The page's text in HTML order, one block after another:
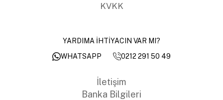
KVKK
YARDIMA İHTİYACIN VAR MI?
WHATSAPP
0212 291 50 49
İletişim
Banka Bilgileri